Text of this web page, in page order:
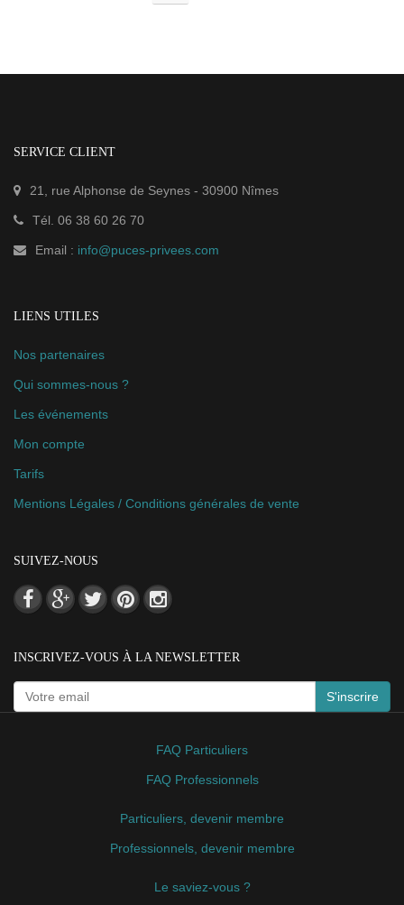
SERVICE CLIENT
21, rue Alphonse de Seynes - 30900 Nîmes
Tél. 06 38 60 26 70
Email : info@puces-privees.com
LIENS UTILES
Nos partenaires
Qui sommes-nous ?
Les événements
Mon compte
Tarifs
Mentions Légales / Conditions générales de vente
SUIVEZ-NOUS
INSCRIVEZ-VOUS À LA NEWSLETTER
S'inscrire
FAQ Particuliers
FAQ Professionnels
Particuliers, devenir membre
Professionnels, devenir membre
Le saviez-vous ?